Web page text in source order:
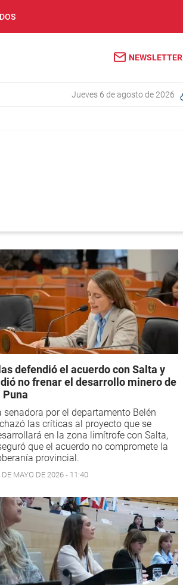
NEWSLETTER
jueves 6 de agosto de 2026
defendió el acuerdo con Salta y
no frenar el desarrollo minero de
Puna
senadora por el departamento Belén
las críticas al proyecto que se
en la zona limítrofe con Salta,
que el acuerdo no compromete la
provincial.
DE MAYO DE 2026 - 11:40